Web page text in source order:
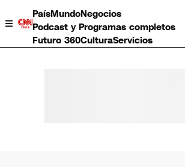
PaísMundoNegocios
Podcast y Programas completos
Futuro 360CulturaServicios